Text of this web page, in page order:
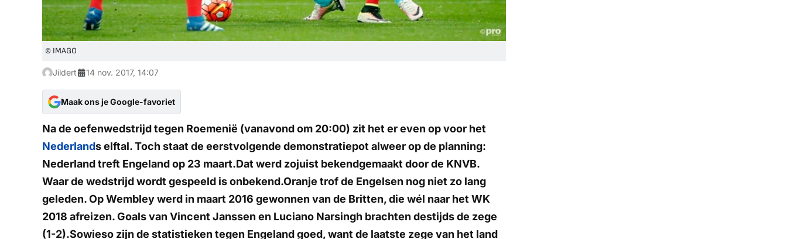
© IMAGO
Jildert 14 nov. 2017, 14:07
Maak ons je Google-favoriet
Na de oefenwedstrijd tegen Roemenië (vanavond om 20:00) zit het er even op voor het
Nederlands elftal. Toch staat de eerstvolgende demonstratiepot alweer op de planning:
Nederland treft Engeland op 23 maart.Dat werd zojuist bekendgemaakt door de KNVB.
Waar de wedstrijd wordt gespeeld is onbekend.Oranje trof de Engelsen nog niet zo lang
geleden. Op Wembley werd in maart 2016 gewonnen van de Britten, die wél naar het WK
2018 afreizen. Goals van Vincent Janssen en Luciano Narsingh brachten destijds de zege
(1-2).Sowieso zijn de statistieken tegen Engeland goed, want de laatste zege van het land